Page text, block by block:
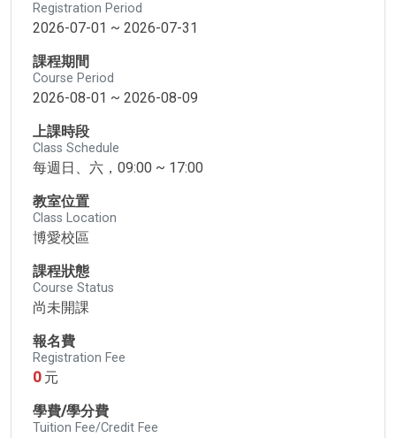
Registration Period
2026-07-01 ~ 2026-07-31
課程期間
Course Period
2026-08-01 ~ 2026-08-09
上課時段
Class Schedule
每週日、六，09:00 ~ 17:00
教室位置
Class Location
博愛校區
課程狀態
Course Status
尚未開課
報名費
Registration Fee
0 元
學費/學分費
Tuition Fee/Credit Fee